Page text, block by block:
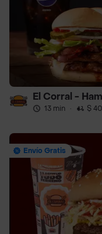
El Corral -
13 min · $
Envío Gratis